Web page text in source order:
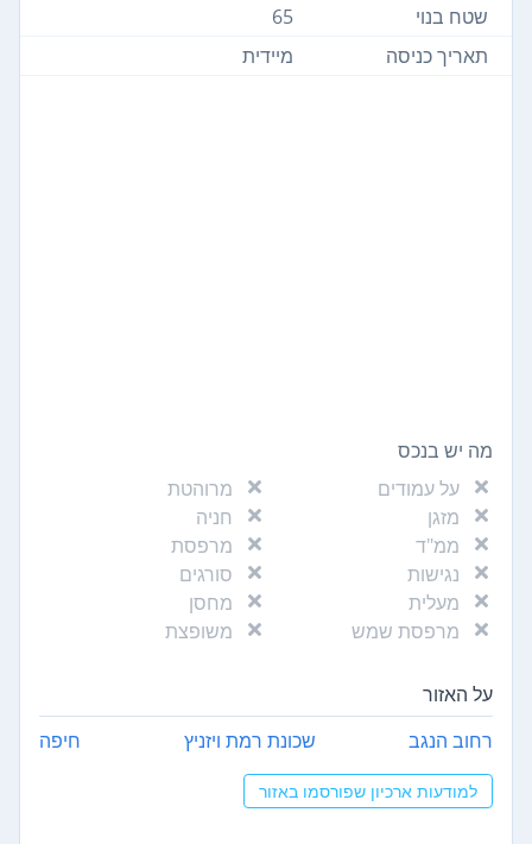
שטח בנוי
65
תאריך כניסה
מיידית
מה יש בנכס
על עמודים
מרוהטת
מזגן
חניה
ממ"ד
מרפסת
נגישות
סורגים
מעלית
מחסן
מרפסת שמש
משופצת
על האזור
רחוב הנגב שכונת רמת ויזניץ חיפה
למודעות ארכיון שפורסמו באזור